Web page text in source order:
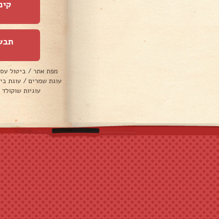
מפת אתר / ביטול
עוגת שמרים / עוגת
עוגיות